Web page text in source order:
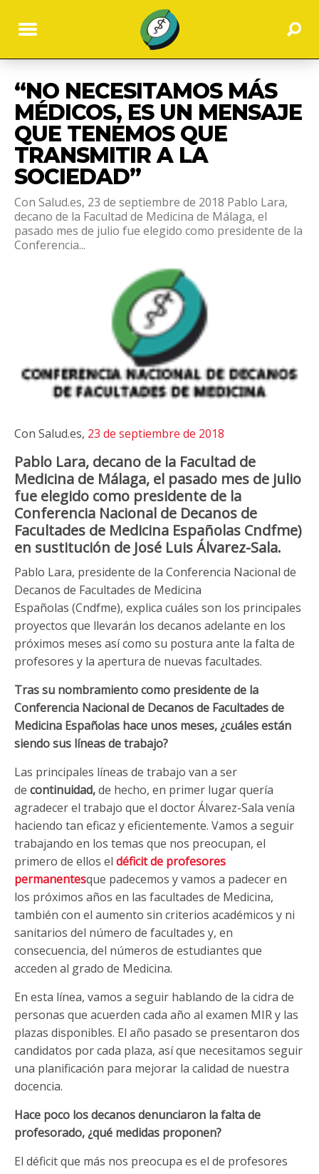
“NO NECESITAMOS MÁS
MÉDICOS, ES UN MENSAJE
QUE TENEMOS QUE
TRANSMITIR A LA
SOCIEDAD”
Con Salud.es, 23 de septiembre de 2018 Pablo Lara,
decano de la Facultad de Medicina de Málaga, el
pasado mes de julio fue elegido como presidente de la
Conferencia...
Con Salud.es, 23 de septiembre de 2018
Pablo Lara, decano de la Facultad de
Medicina de Málaga, el pasado mes de julio
fue elegido como presidente de la
Conferencia Nacional de Decanos de
Facultades de Medicina Españolas Cndfme)
en sustitución de José Luis Álvarez-Sala.
Pablo Lara, presidente de la Conferencia Nacional de
Decanos de Facultades de Medicina
Españolas (Cndfme), explica cuáles son los principales
proyectos que llevarán los decanos adelante en los
próximos meses así como su postura ante la falta de
profesores y la apertura de nuevas facultades.
Tras su nombramiento como presidente de la
Conferencia Nacional de Decanos de Facultades de
Medicina Españolas hace unos meses, ¿cuáles están
siendo sus líneas de trabajo?
Las principales líneas de trabajo van a ser
de continuidad,de hecho, en primer lugar quería
agradecer el trabajo que el doctor Álvarez-Sala venía
haciendo tan eficaz y eficientemente. Vamos a seguir
trabajando en los temas que nos preocupan, el
primero de ellos el déficit de profesores
permanentesque padecemos y vamos a padecer en
los próximos años en las facultades de Medicina,
también con el aumento sin criterios académicos y ni
sanitarios del número de facultades y, en
consecuencia, del números de estudiantes que
acceden al grado de Medicina.
En esta línea, vamos a seguir hablando de la cidra de
personas que acuerden cada año al examen MIR y las
plazas disponibles. El año pasado se presentaron dos
candidatos por cada plaza, así que necesitamos seguir
una planificación para mejorar la calidad de nuestra
docencia.
Hace poco los decanos denunciaron la falta de
profesorado, ¿qué medidas proponen?
El déficit que más nos preocupa es el de profesores